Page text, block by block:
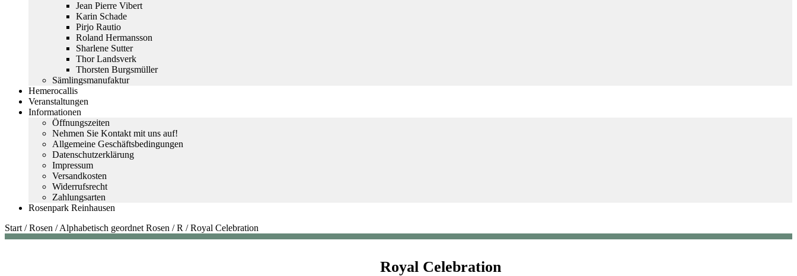
Jean Pierre Vibert
Karin Schade
Pirjo Rautio
Roland Hermansson
Sharlene Sutter
Thor Landsverk
Thorsten Burgsmüller
Sämlingsmanufaktur
Hemerocallis
Veranstaltungen
Informationen
Öffnungszeiten
Nehmen Sie Kontakt mit uns auf!
Allgemeine Geschäftsbedingungen
Datenschutzerklärung
Impressum
Versandkosten
Widerrufsrecht
Zahlungsarten
Rosenpark Reinhausen
Start /Rosen /Alphabetisch geordnet Rosen /R /Royal Celebration
Royal Celebration